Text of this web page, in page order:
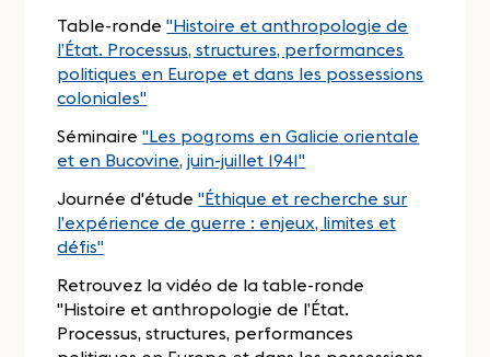
Table-ronde"Histoire et anthropologie de
l’État. Processus, structures, performances
politiques en Europe et dans les possessions
coloniales"
Séminaire"Les pogroms en Galicie orientale
et en Bucovine, juin-juillet 1941"
Journée d'étude"Éthique et recherche sur
l’expérience de guerre : enjeux, limites et
défis"
Retrouvez la vidéo de la table-ronde
"Histoire et anthropologie de l’État.
Processus, structures, performances